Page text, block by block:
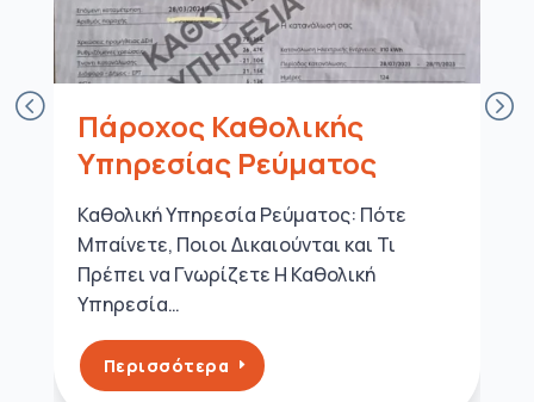
Πάροχος Καθολικής
Υπηρεσίας Ρεύματος
Καθολική Υπηρεσία Ρεύματος: Πότε
Μπαίνετε, Ποιοι Δικαιούνται και Τι
Πρέπει να Γνωρίζετε Η Καθολική
Υπηρεσία…
Περισσότερα